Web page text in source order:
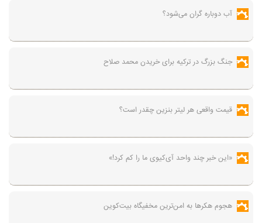
آب دوباره گران می‌شود؟
جنگ بزرگ در ترکیه برای خریدن محمد صلاح
قیمت واقعی هر لیتر بنزین چقدر است؟
«این خبر چند واحد آی‌کیوی ما را کم کرد!»
هجوم هکرها به امن‌ترین مخفیگاه بیت‌کوین